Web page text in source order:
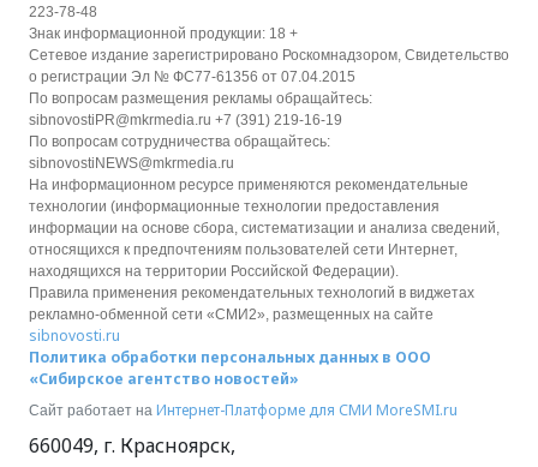
223-78-48
Знак информационной продукции: 18 +
Сетевое издание зарегистрировано Роскомнадзором, Свидетельство
о регистрации Эл № ФС77-61356 от 07.04.2015
По вопросам размещения рекламы обращайтесь:
sibnovostiPR@mkrmedia.ru +7 (391) 219-16-19
По вопросам сотрудничества обращайтесь:
sibnovostiNEWS@mkrmedia.ru
На информационном ресурсе применяются рекомендательные
технологии (информационные технологии предоставления
информации на основе сбора, систематизации и анализа сведений,
относящихся к предпочтениям пользователей сети Интернет,
находящихся на территории Российской Федерации).
Правила применения рекомендательных технологий в виджетах
рекламно-обменной сети «СМИ2», размещенных на сайте
sibnovosti.ru
Политика обработки персональных данных в ООО
«Сибирское агентство новостей»
Сайт работает на Интернет-Платформе для СМИ MoreSMI.ru
660049, г. Красноярск,